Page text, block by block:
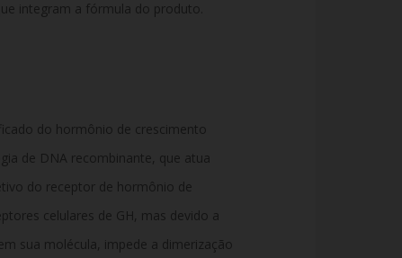
integram a fórmula do produto.
do hormônio de crescimento
de DNA recombinante, que atua
do receptor de hormônio de
celulares de GH, mas devido a
sua molécula, impede a dimerização